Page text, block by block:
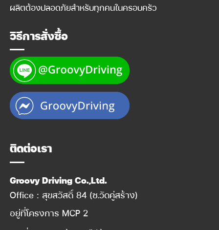
ผลิตต้องปลอดภัยสำหรับทุกคนในครอบครัว
วิธีการสั่งซื้อ
ติดต่อเรา
Groovy Driving Co.,Ltd.
Office : สุขสวัสดิ์ 84 (ซ.วัดคู่สร้าง)
อยู่ที่โครงการ MCP 2